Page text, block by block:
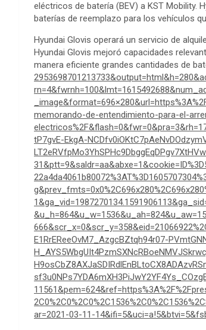
eléctricos de batería (BEV) a KST Mobility.
baterías de reemplazo para los vehículos
Hyundai Glovis operará un servicio de
Hyundai Glovis mejoró capacidades
manera eficiente grandes cantidades de
memorando-de-entendimiento-para-el-
tP7gvE-EkgA-
E1RrEReeOvM7_AzgcBZtqh94r07-
ar=2021-03-11-